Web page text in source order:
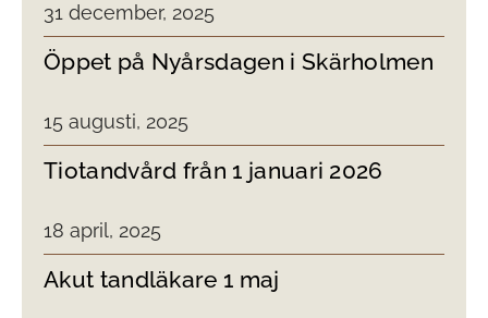
31 december, 2025
Öppet på Nyårsdagen i Skärholmen
15 augusti, 2025
Tiotandvård från 1 januari 2026
18 april, 2025
Akut tandläkare 1 maj